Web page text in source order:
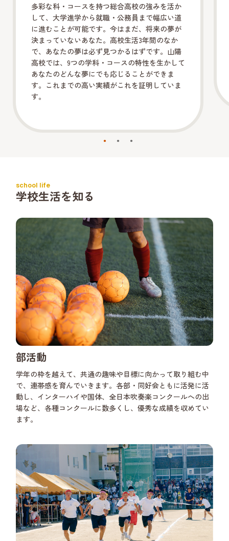
多彩な科・コースを持つ総合高校の強みを活か
して、大学進学から就職・公務員まで幅広い道
に進むことが可能です。今はまだ、将来の夢が
決まっていないあなた。高校生活3年間のなか
で、あなたの夢は必ず見つかるはずです。山陽
高校では、9つの学科・コースの特性を生かして
あなたのどんな夢にでも応じることができま
す。これまでの高い実績がこれを証明していま
す。
school life
学校生活を知る
部活動
学年の枠を越えて、共通の趣味や目標に向かって取り組む中
で、連帯感を育んでいきます。各部・同好会ともに活発に活
動し、インターハイや国体、全日本吹奏楽コンクールへの出
場など、各種コンクールに数多くし、優秀な成績を収めてい
ます。